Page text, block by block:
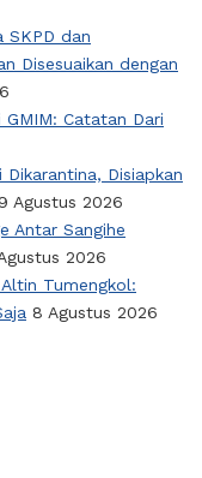
SKPD dan
Disesuaikan dengan
Catatan Dari
Disiapkan
9 Agustus 2026
Antar Sangihe
2026
Tumengkol:
8 Agustus 2026